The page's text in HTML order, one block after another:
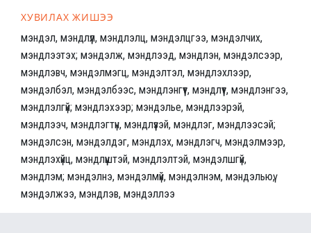
ХУВИЛАХ ЖИШЭЭ
мэндэл, мэндлүүл, мэндлэлц, мэндэлцгээ, мэндэлчих,
мэндлээтэх; мэндэлж, мэндлээд, мэндлэн, мэндэлсээр,
мэндлэвч, мэндэлмэгц, мэндэлтэл, мэндлэхлээр,
мэндэлбэл, мэндэлбээс, мэндлэнгүүт, мэндлүүт, мэндлэнгээ,
мэндлэлгүй; мэндлэхээр; мэндэлье, мэндлээрэй,
мэндлээч, мэндлэгтүн, мэндлүүзэй, мэндлэг, мэндлээсэй;
мэндэлсэн, мэндэлдэг, мэндлэх, мэндлэгч, мэндэлмээр,
мэндлэхүйц, мэндлүүштэй, мэндлэлтэй, мэндэлшгүй,
мэндлэм; мэндэлнэ, мэндэлмүй, мэндэлнэм, мэндэльюү,
мэндэлжээ, мэндлэв, мэндэллээ